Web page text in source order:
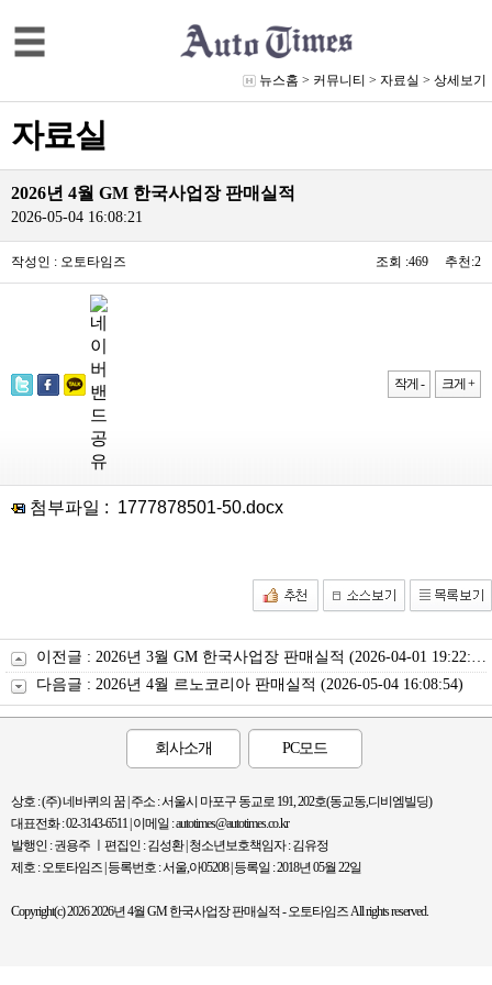
뉴스홈 > 커뮤니티 > 자료실 > 상세보기
자료실
2026년 4월 GM 한국사업장 판매실적
2026-05-04 16:08:21
작성인 : 오토타임즈 조회 :469 추천:2
작게 - 크게 +
첨부파일 : 1777878501-50.docx
이전글 : 2026년 3월 GM 한국사업장 판매실적 (2026-04-01 19:22:58)
다음글 : 2026년 4월 르노코리아 판매실적 (2026-05-04 16:08:54)
회사소개 PC모드
상호 : (주) 네바퀴의 꿈 | 주소 : 서울시 마포구 동교로 191, 202호(동교동,디비엠빌딩)
대표전화 : 02-3143-6511 | 이메일 : autotimes@autotimes.co.kr
발행인 : 권용주 ㅣ편집인 : 김성환 | 청소년보호책임자 : 김유정
제호 : 오토타임즈 | 등록번호 : 서울,아05208 | 등록일 : 2018년 05월 22일
Copyright(c) 2026 2026년 4월 GM 한국사업장 판매실적 - 오토타임즈 All rights reserved.